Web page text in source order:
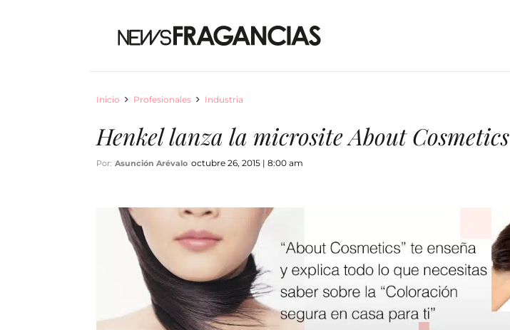
Inicio Profesionales Industria
Henkel lanza la microsite About Cosmetics
Por: Asunción Arévalo octubre 26, 2015 | 8:00 am